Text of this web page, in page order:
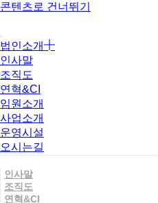
콘텐츠로 건너뛰기
법인소개
인사말
조직도
연혁&CI
임원소개
사업소개
운영시설
오시는길
인사말
조직도
연혁&CI